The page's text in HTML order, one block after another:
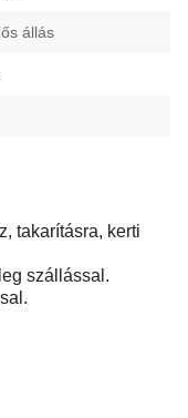
állás
takarításra, kerti
szállással.